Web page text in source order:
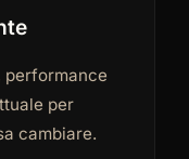
performance
per
cambiare.